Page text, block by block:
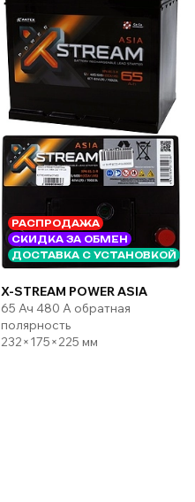
РАСПРОДАЖА
СКИДКА ЗА ОБМЕН
ДОСТАВКА С УСТАНОВКОЙ
X-STREAM POWER ASIA
65 Ач 480 А обратная
полярность
232×175×225 мм